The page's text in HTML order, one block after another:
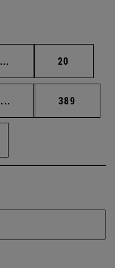
... Páginas intermedias
Página
20
... Páginas intermedias
Página
389